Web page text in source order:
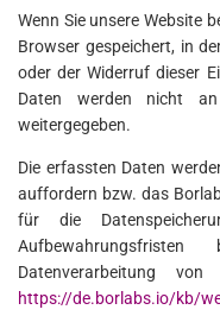
Wenn Sie unsere Website
Browser gespeichert, in
oder der Widerruf dieser
Daten werden nicht
weitergegeben.
Die erfassten Daten
auffordern bzw. das
für die
Datenverarbeitung
https://de.borlabs.io/kb/